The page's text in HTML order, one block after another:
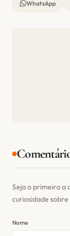
WhatsApp
Seja o primeiro a
curiosidade
Nome